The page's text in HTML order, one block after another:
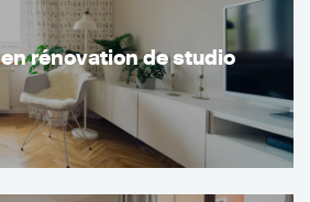
rénovation de studio